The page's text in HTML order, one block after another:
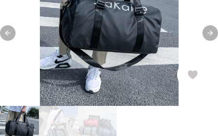
Previous slide